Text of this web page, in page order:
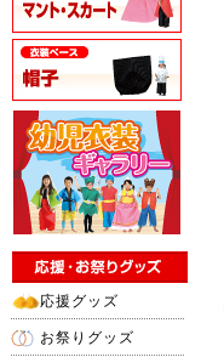
応援グッズ
お祭りグッズ